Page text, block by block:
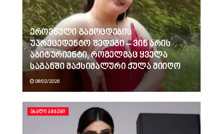
ეროვნული გამოცდების
უპრეცედენტო შედეგი – ვინ არის
აბიტურიენტი, რომელმაც ყველა
საგანში მაქსიმალური ქულა მიიღო
08/02/2026
ᲐᲮᲐᲚᲘ ᲐᲛᲑᲔᲑᲘ